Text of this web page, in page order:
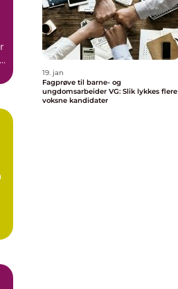
19. jan
Fagprøve til barne- og
ungdomsarbeider VG: Slik lykkes flere
voksne kandidater